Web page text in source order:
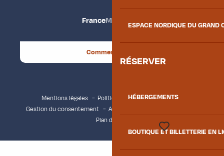
ESPACE NORDIQUE DU GRAND
RÉSERVER
HÉBERGEMENTS
BOUTIQUE ET BILLETTERIE EN
FranceMaurienne
Comment venir ?
Mentions légales
Politique de confidentialité
Gestion du consentement
Accessibilité : non conforme
Plan du site